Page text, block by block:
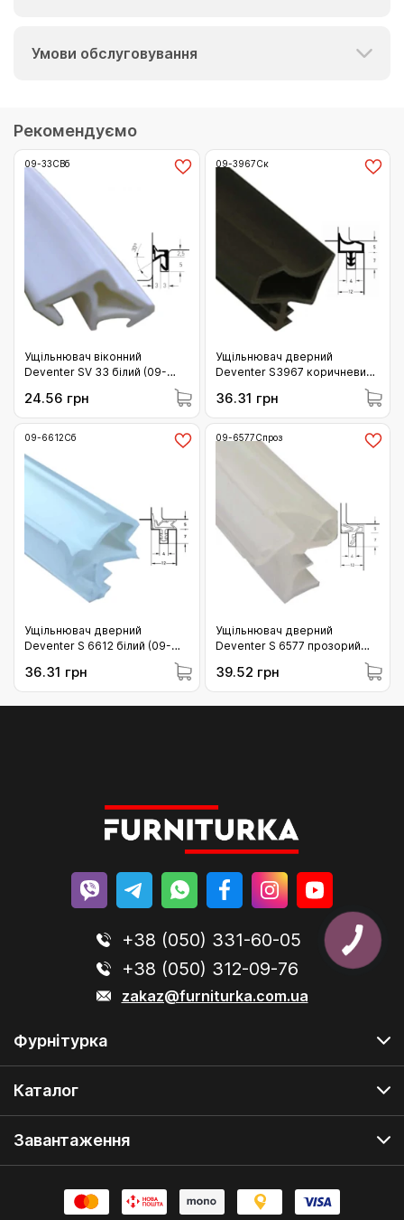
Умови обслуговування
Рекомендуємо
09-33СВб
Ущільнювач віконний
Deventer SV 33 білий (09-
24.56 грн
09-3967Ск
Ущільнювач дверний
Deventer S3967 коричневий
36.31 грн
09-6612Сб
Ущільнювач дверний
Deventer S 6612 білий (09-
36.31 грн
09-6577Спроз
Ущільнювач дверний
Deventer S 6577 прозорий
39.52 грн
+38 (050) 331-60-05
+38 (050) 312-09-76
zakaz@furniturka.com.ua
Фурнітурка
Каталог
Завантаження